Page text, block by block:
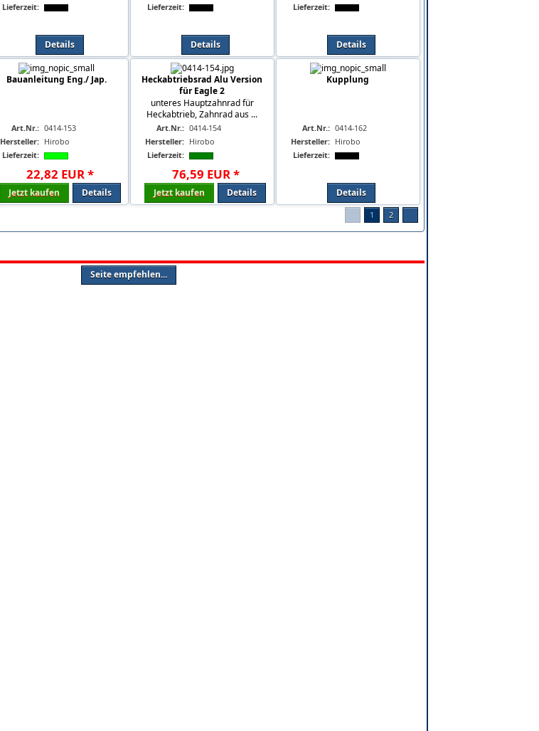
Lieferzeit:
Details
Lieferzeit:
Details
Lieferzeit:
Details
Bauanleitung Eng./ Jap.
Art.Nr.: 0414-153
Hersteller: Hirobo
Lieferzeit:
22,82 EUR*
Jetzt kaufen Details
Heckabtriebsrad Alu Version
für Eagle 2
unteres Hauptzahnrad für
Heckabtrieb, Zahnrad aus ...
Art.Nr.: 0414-154
Hersteller: Hirobo
Lieferzeit:
76,59 EUR*
Jetzt kaufen Details
Kupplung
Art.Nr.: 0414-162
Hersteller: Hirobo
Lieferzeit:
Details
1 2
Seite empfehlen...